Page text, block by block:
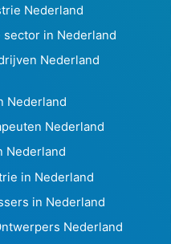
Nederland
sector in Nederland
Nederland
Nederland
Nederland
Nederland
in Nederland
in Nederland
Nederland